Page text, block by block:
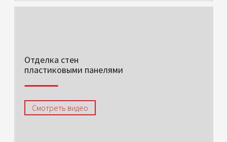
Отделка стен
пластиковыми панелями
Смотреть видео